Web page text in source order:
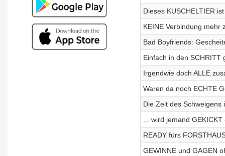
Dieses KUSCHELTIER
KEINE Verbindung mehr
Bad Boyfriends:
Einfach in den SCHRITT
Irgendwie doch ALLE
Waren da noch ECHTE
Die Zeit des Schweigens
... wird jemand
READY fürs
GEWINNE und GAGEN